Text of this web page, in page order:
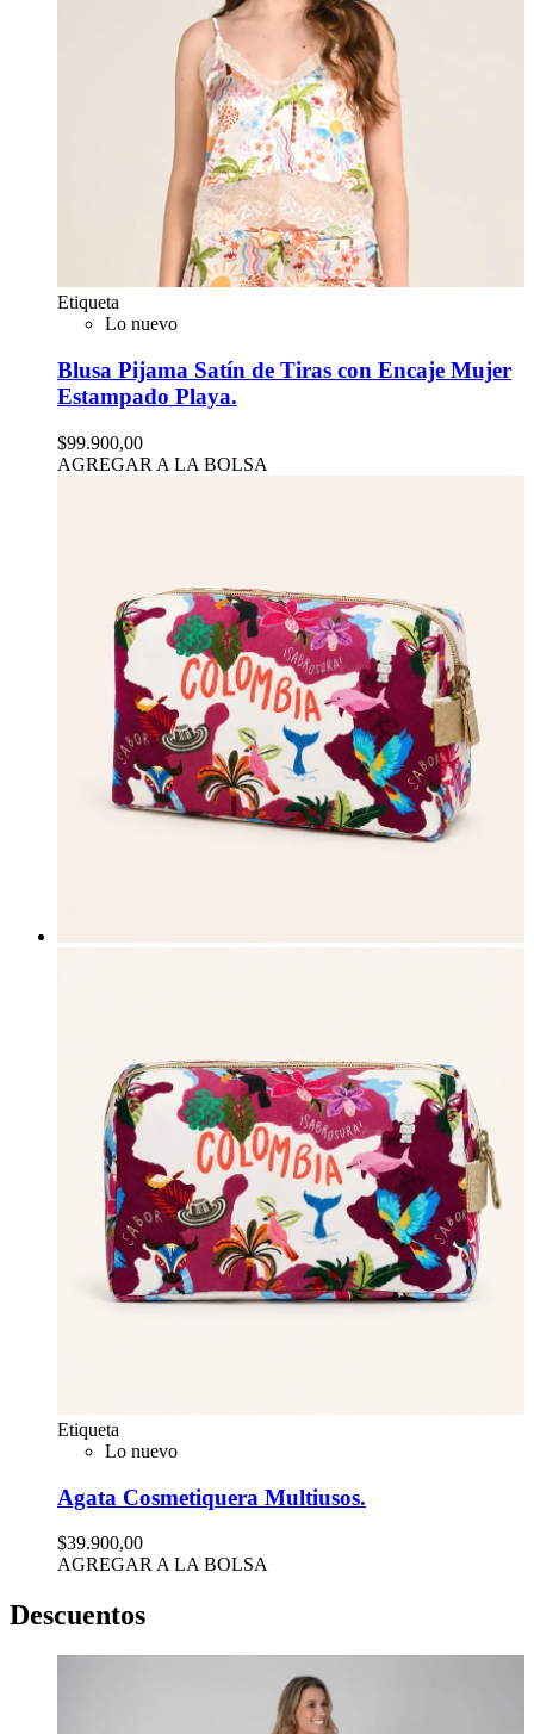
Etiqueta
Lo nuevo
Blusa Pijama Satín de Tiras con Encaje Mujer
Estampado Playa.
$99.900,00
AGREGAR A LA BOLSA
Etiqueta
Lo nuevo
Agata Cosmetiquera Multiusos.
$39.900,00
AGREGAR A LA BOLSA
Descuentos